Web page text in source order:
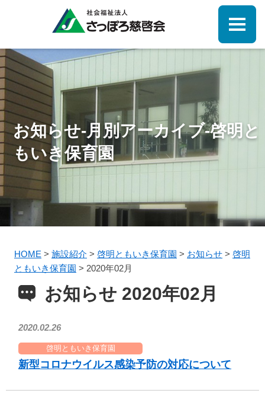
お知らせ-月別アーカイブ-啓明と
もいき保育園
HOME > 施設紹介 > 啓明ともいき保育園 > お知らせ > 啓明
ともいき保育園 > 2020年02月
お知らせ 2020年02月
2020.02.26
啓明ともいき保育園
新型コロナウイルス感染予防の対応について